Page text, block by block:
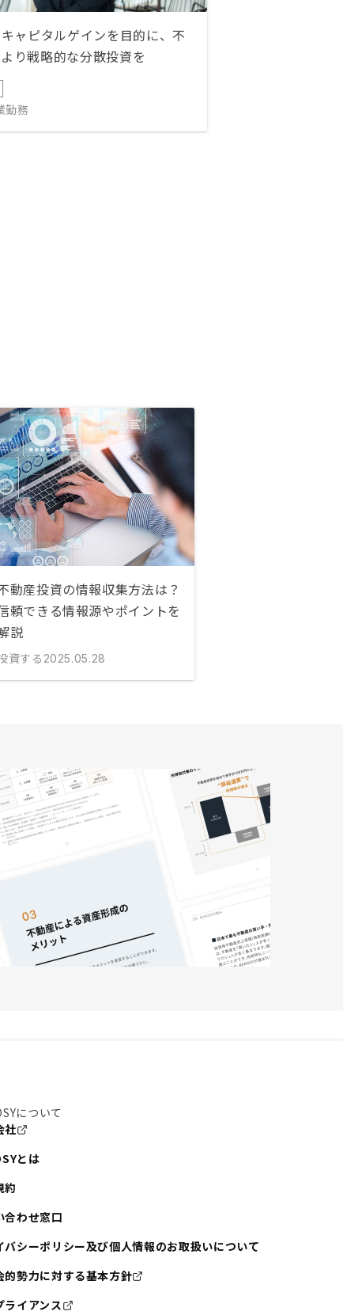
ャピタルゲインを目的に、不
り戦略的な分散投資を
勤務
動産投資の情報収集方法は？
頼できる情報源やポイントを
説
資する 2025.05.28
について
社
とは
約
合わせ窓口
バシーポリシー及び個人情報のお取扱いについて
的勢力に対する基本方針
ライアンス